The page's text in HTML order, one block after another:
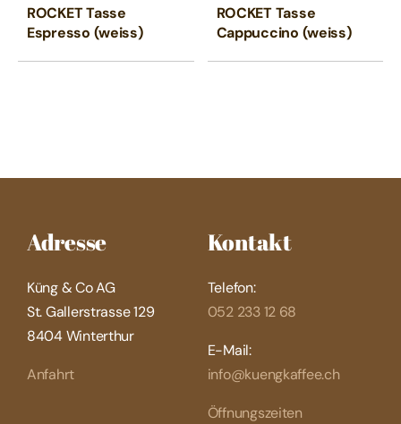
ROCKET Tasse
Espresso (weiss)
ROCKET Tasse
Cappuccino (weiss)
Adresse
Küng & Co AG
St. Gallerstrasse 129
8404 Winterthur
Anfahrt
Kontakt
Telefon:
052 233 12 68
E-Mail:
info@kuengkaffee.ch
Öffnungszeiten